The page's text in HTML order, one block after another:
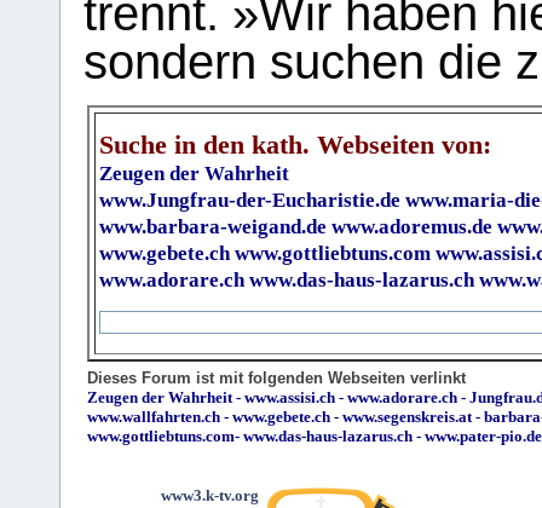
trennt. »Wir haben
sondern suchen die
Suche in den kath. Webseiten von:
Zeugen der Wahrheit
www.Jungfrau-der-Eucharistie.de www.maria-
www.barbara-weigand.de www.adoremus.de
www.gebete.ch www.gottliebtuns.com
www.adorare.ch www.das-haus-lazarus.ch
Dieses Forum ist mit folgenden Webseiten verlinkt
Zeugen der Wahrheit - www.assisi.ch - www.adorare.ch -
www.wallfahrten.ch - www.gebete.ch - www.segenskreis.at -
www.gottliebtuns.com- www.das-haus-lazarus.ch - www.pater-pio.de
www3.k-tv.org